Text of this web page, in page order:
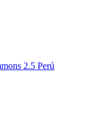
2.5 Perú